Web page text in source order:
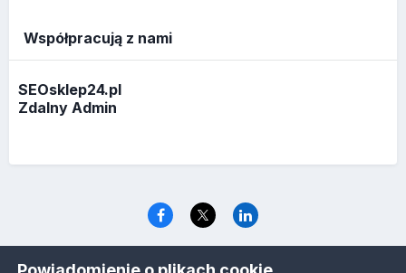
Współpracują z nami
SEOsklep24.pl
Zdalny Admin